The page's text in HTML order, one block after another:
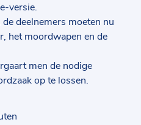
versie.
deelnemers moeten nu
het moordwapen en de
men de nodige
op te lossen.